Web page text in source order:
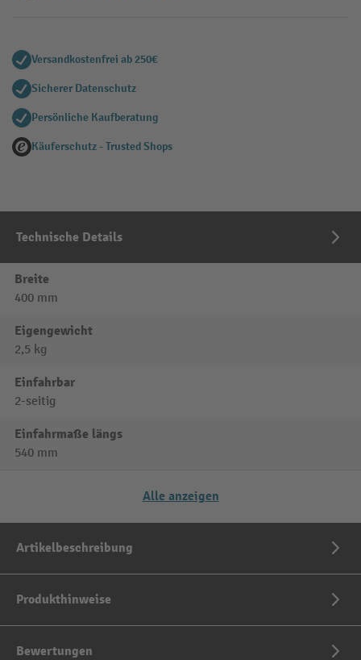
Versandkostenfrei ab 250€
Sicherer Datenschutz
Persönliche Kaufberatung
Käuferschutz - Trusted Shops
Technische Details
Breite
400 mm
Eigengewicht
2,5 kg
Einfahrbar
2-seitig
Einfahrmaße längs
540 mm
Alle anzeigen
Artikelbeschreibung
Produkthinweise
Bewertungen